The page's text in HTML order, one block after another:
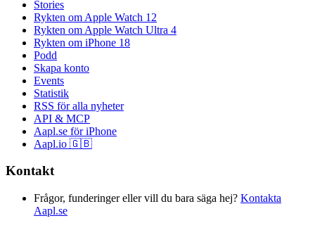
Stories
Rykten om Apple Watch 12
Rykten om Apple Watch Ultra 4
Rykten om iPhone 18
Podd
Skapa konto
Events
Statistik
RSS för alla nyheter
API & MCP
Aapl.se för iPhone
Aapl.io 🇬🇧
Kontakt
Frågor, funderinger eller vill du bara säga hej? Kontakta
Aapl.se